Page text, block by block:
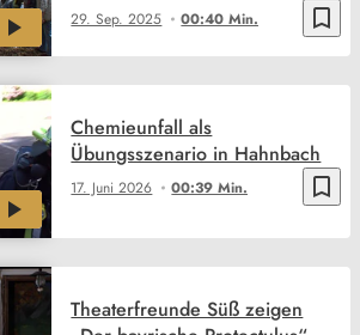
bookmark_border
29. Sep. 2025 00:40 Min.
bookmark_border
17. Juni 2026 00:39 Min.
Chemieunfall als
Übungsszenario in Hahnbach
Theaterfreunde Süß zeigen